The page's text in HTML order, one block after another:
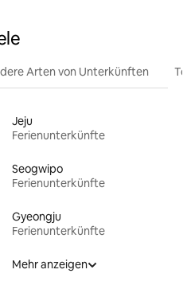
Arten von Unterkünften
Jeju
Ferienunterkünfte
Seogwipo
Ferienunterkünfte
Gyeongju
Ferienunterkünfte
Mehr anzeigen